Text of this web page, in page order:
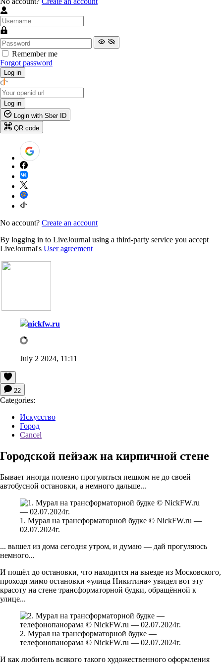
Remember me
Forgot password
Log in
Log in
Login with Sber ID
QR code
No account? Create an account
By logging in to LiveJournal using a third-party service you accept
LiveJournal's User agreement
nickfw.ru
July 2 2024, 11:11
22
Categories:
Искусство
Город
Cancel
Городской пейзаж на кирпичной стене
Бывает иногда полезно прогуляться пешком не до своей
автобусной остановки, а немного дальше...
1. Мурал на трансформаторной будке © NickFW.ru —
02.07.2024г.
... вышел из дома сегодня утром, и думаю — дай прогуляюсь
немного...
И пошёл до остановки, что находится на выезде из Московского,
проходя мимо остановки «улица Никитина» увидел вот эту
красоту на стене трансформаторной будки, обращённой к
улице...
2. Мурал на трансформаторной будке —
телефонопанорама © NickFW.ru — 02.07.2024г.
И как любитель всякого такого художественного оформления